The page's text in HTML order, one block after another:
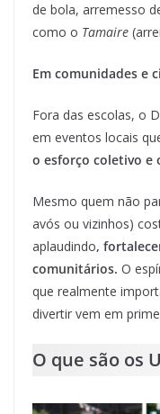
de bola, arremesso
como o Tamaire
Em comunidades e
Fora das escolas, o
em eventos locais
o esforço coletivo e
Mesmo quem não
avós ou vizinhos)
aplaudindo,
comunitários. O
que realmente
divertir vem em
O que são os